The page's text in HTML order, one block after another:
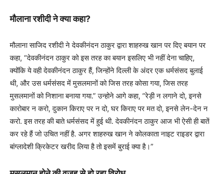
मौलाना रशीदी ने क्या कहा?
मौलाना साजिद रशीदी ने देवकीनंदन ठाकुर द्वारा शाहरुख खान पर दिए बयान पर
कहा, “देवकीनंदन ठाकुर को इस तरह का बयान इसलिए भी नहीं देना चाहिए,
क्योंकि ये वही देवकीनंदन ठाकुर हैं, जिन्होंने दिल्ली के अंदर एक धर्मसंसद बुलाई
थी, और उस धर्मसंसद में मुसलमानों को जिस तरह कोसा गया, जिस तरह
मुसलमानों को निशाना बनाया गया.” उन्होने आगे कहा, “रेड़ी न लगाने दो, इनसे
कारोबार न करो, दुकान किराए पर न दो, घर किराए पर मत दो, इनसे लेन-देन न
करो. इस तरह की बाते धर्मसंसद में हुई थी. देवकीनंदन ठाकुर आज भी ऐसी ही बातें
कर रहे हैं जो उचित नहीं है. अगर शाहरुख खान ने कोलकाता नाइट राइडर द्वारा
बांग्लादेशी क्रिकेटर खरीद लिया है तो इसमें बुराई क्या है।”